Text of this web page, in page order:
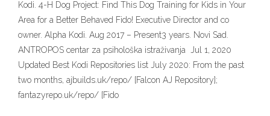
Kodi. 4-H Dog Project: Find This Dog Training for Kids in Your
Area for a Better Behaved Fido! Executive Director and co
owner. Alpha Kodi. Aug 2017 – Present3 years. Novi Sad.
ANTROPOS centar za psihološka istraživanja Jul 1, 2020
Updated Best Kodi Repositories list July 2020: From the past
two months, ajbuilds.uk/repo/ [Falcon AJ Repository];
fantazyrepo.uk/repo/ [Fido